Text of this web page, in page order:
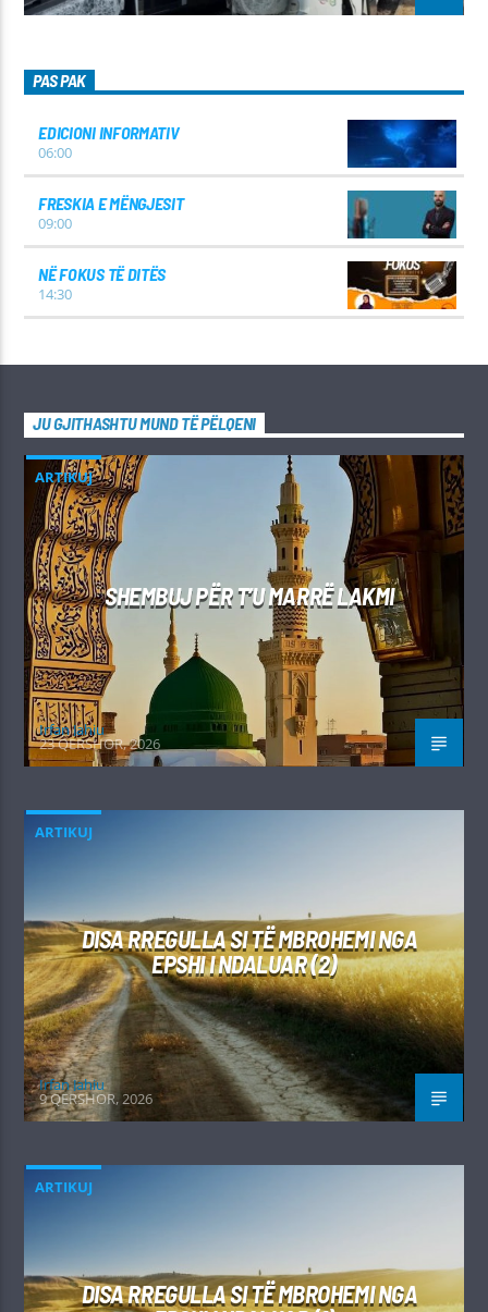
PAS PAK
EDICIONI INFORMATIV
06:00
FRESKIA E MËNGJESIT
09:00
NË FOKUS TË DITËS
14:30
JU GJITHASHTU MUND TË PËLQENI
ARTIKUJ
SHEMBUJ PËR T’U MARRË LAKMI
Irfan Jahiu
23 QERSHOR, 2026
ARTIKUJ
DISA RREGULLA SI TË MBROHEMI NGA
EPSHI I NDALUAR (2)
Irfan Jahiu
9 QERSHOR, 2026
ARTIKUJ
DISA RREGULLA SI TË MBROHEMI NGA